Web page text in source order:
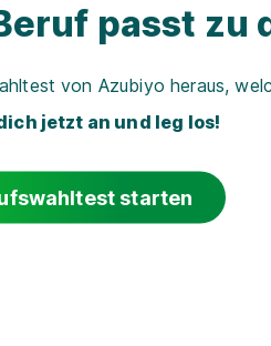
passt zu
von Azubiyo heraus,
jetzt an und leg los!
starten